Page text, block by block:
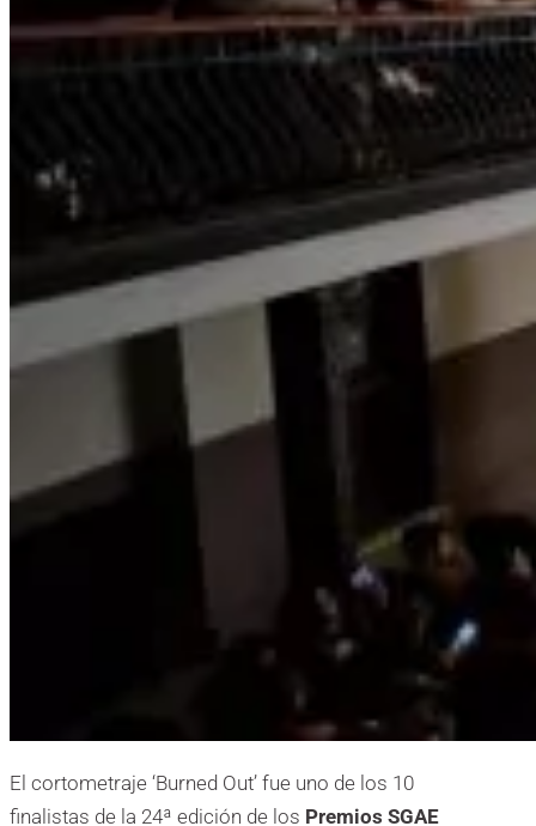
El cortometraje ‘Burned Out’ fue uno de los 10
finalistas de la 24ª edición de los Premios SGAE